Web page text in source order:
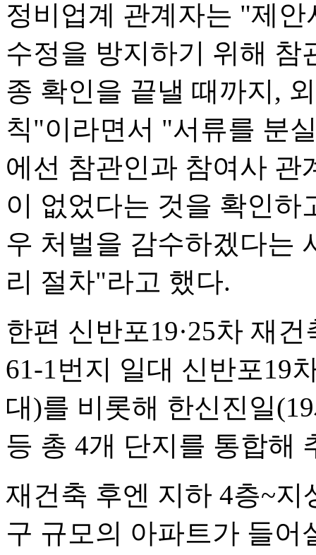
정비업계 관계자는 "제
수정을 방지하기 위해 참
종 확인을 끝낼 때까지,
칙"이라면서 "서류를 분
에선 참관인과 참여사 관
이 없었다는 것을 확인하
우 처벌을 감수하겠다는
리 절차"라고 했다.
한편 신반포19·25차 재
61-1번지 일대 신반포19
대)를 비롯해 한신진일
등 총 4개 단지를 통합해
재건축 후엔 지하 4층~지
구 규모의 아파트가 들어